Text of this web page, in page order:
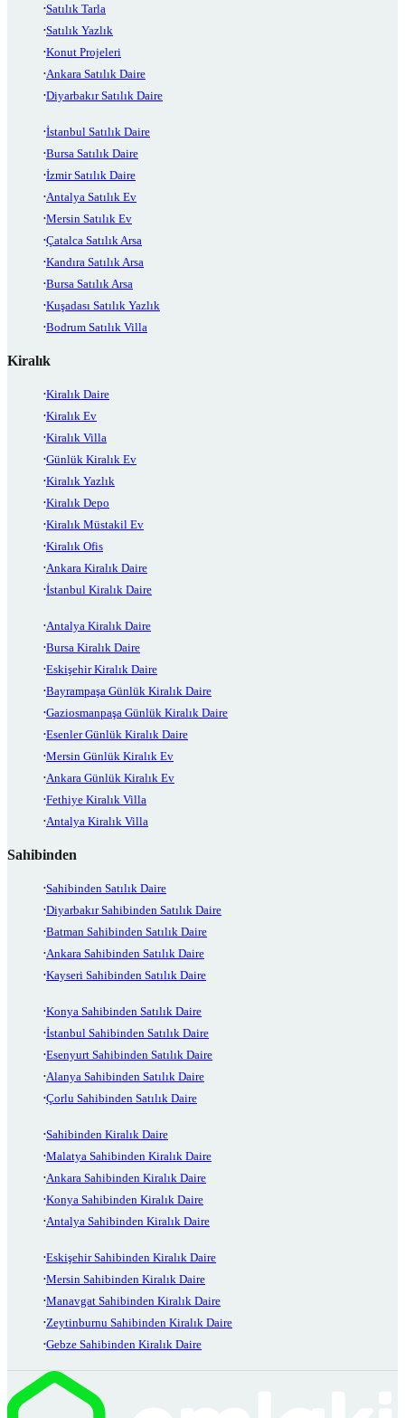
Satılık Tarla
Satılık Yazlık
Konut Projeleri
Ankara Satılık Daire
Diyarbakır Satılık Daire
İstanbul Satılık Daire
Bursa Satılık Daire
İzmir Satılık Daire
Antalya Satılık Ev
Mersin Satılık Ev
Çatalca Satılık Arsa
Kandıra Satılık Arsa
Bursa Satılık Arsa
Kuşadası Satılık Yazlık
Bodrum Satılık Villa
Kiralık
Kiralık Daire
Kiralık Ev
Kiralık Villa
Günlük Kiralık Ev
Kiralık Yazlık
Kiralık Depo
Kiralık Müstakil Ev
Kiralık Ofis
Ankara Kiralık Daire
İstanbul Kiralık Daire
Antalya Kiralık Daire
Bursa Kiralık Daire
Eskişehir Kiralık Daire
Bayrampaşa Günlük Kiralık Daire
Gaziosmanpaşa Günlük Kiralık Daire
Esenler Günlük Kiralık Daire
Mersin Günlük Kiralık Ev
Ankara Günlük Kiralık Ev
Fethiye Kiralık Villa
Antalya Kiralık Villa
Sahibinden
Sahibinden Satılık Daire
Diyarbakır Sahibinden Satılık Daire
Batman Sahibinden Satılık Daire
Ankara Sahibinden Satılık Daire
Kayseri Sahibinden Satılık Daire
Konya Sahibinden Satılık Daire
İstanbul Sahibinden Satılık Daire
Esenyurt Sahibinden Satılık Daire
Alanya Sahibinden Satılık Daire
Çorlu Sahibinden Satılık Daire
Sahibinden Kiralık Daire
Malatya Sahibinden Kiralık Daire
Ankara Sahibinden Kiralık Daire
Konya Sahibinden Kiralık Daire
Antalya Sahibinden Kiralık Daire
Eskişehir Sahibinden Kiralık Daire
Mersin Sahibinden Kiralık Daire
Manavgat Sahibinden Kiralık Daire
Zeytinburnu Sahibinden Kiralık Daire
Gebze Sahibinden Kiralık Daire